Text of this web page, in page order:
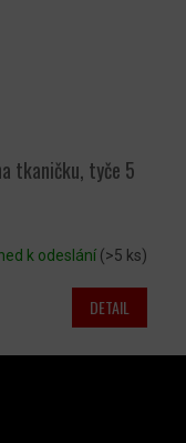
tkaničku, tyče 5
k odeslání (>5 ks)
DETAIL